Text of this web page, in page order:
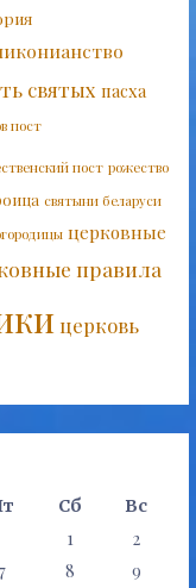
святых пасха
пост
пост рожество
святыни беларуси
церковные
правила
церковь
Сб Вс
1
2
7 8
9